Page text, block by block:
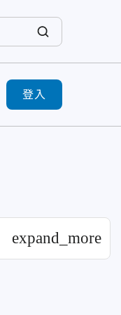
登入
expand_more